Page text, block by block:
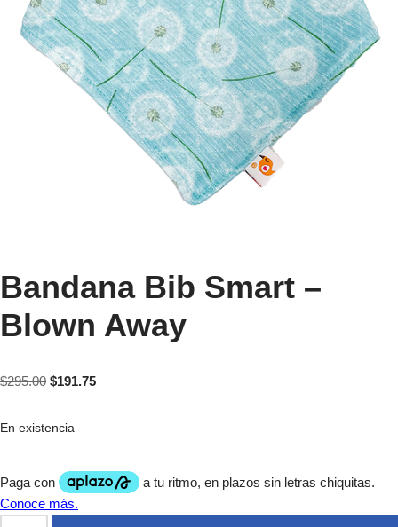
Bandana Bib Smart –
Blown Away
$295.00 $191.75
En existencia